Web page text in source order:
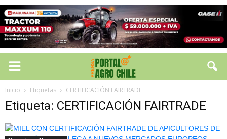
Inicio Etiquetas CERTIFICACIÓN FAIRTRADE
Etiqueta: CERTIFICACIÓN FAIRTRADE